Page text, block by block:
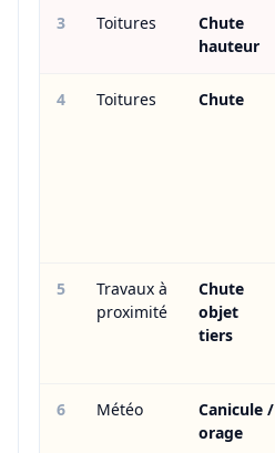
3 Toitures
Chute
hauteur
4 Toitures Chute
5
Travaux à
proximité
Chute
objet
tiers
6 Météo
Canicule /
orage